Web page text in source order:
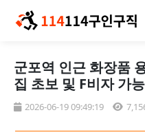
군포역 인근 화장품
집 초보 및 F비자 가
2026-06-19 09:49:19